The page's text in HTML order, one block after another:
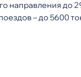
направления до
– до 5600